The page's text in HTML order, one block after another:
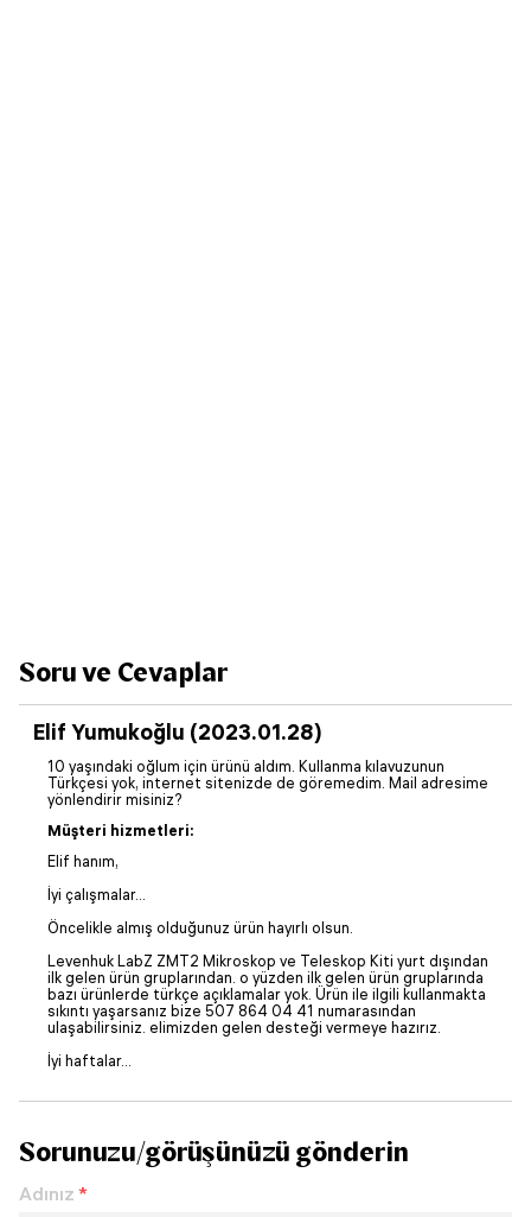
Soru ve Cevaplar
Elif Yumukoğlu (2023.01.28)
10 yaşındaki oğlum için ürünü aldım. Kullanma kılavuzunun
Türkçesi yok, internet sitenizde de göremedim. Mail adresime
yönlendirir misiniz?
Müşteri hizmetleri:
Elif hanım,
İyi çalışmalar...
Öncelikle almış olduğunuz ürün hayırlı olsun.
Levenhuk LabZ ZMT2 Mikroskop ve Teleskop Kiti yurt dışından
ilk gelen ürün gruplarından. o yüzden ilk gelen ürün gruplarında
bazı ürünlerde türkçe açıklamalar yok. Ürün ile ilgili kullanmakta
sıkıntı yaşarsanız bize 507 864 04 41 numarasından
ulaşabilirsiniz. elimizden gelen desteği vermeye hazırız.
İyi haftalar...
Sorunuzu/görüşünüzü gönderin
Adınız *